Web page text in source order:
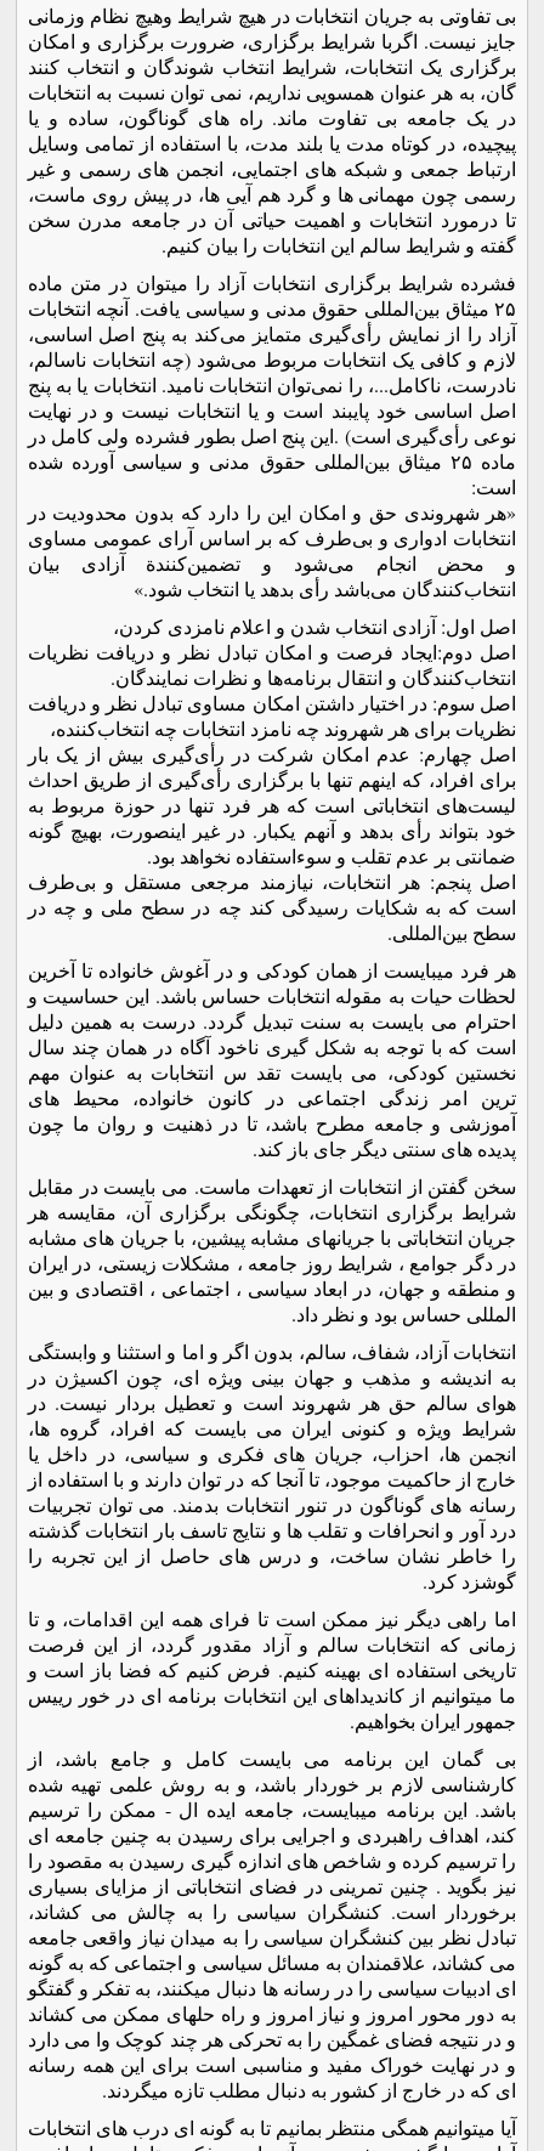
بی تفاوتی به جريان انتخابات در هيچ شرايط وهيچ نظام وزمانی
جايز نيست. اگربا شرايط برگزاری، ضرورت برگزاری و امکان
برگزاری يک انتخابات، شرايط انتخاب شوندگان و انتخاب کنند
گان، به هر عنوان همسويی نداريم، نمی توان نسبت به انتخابات
در يک جامعه بی تفاوت ماند. راه های گوناگون، ساده و يا
پيچيده، در کوتاه مدت يا بلند مدت، با استفاده از تمامی وسايل
ارتباط جمعی و شبکه های اجتمايی، انجمن های رسمی و غير
رسمی چون مهمانی ها و گرد هم آيی ها، در پيش روی ماست،
تا درمورد انتخابات و اهميت حياتی آن در جامعه مدرن سخن
گفته و شرايط سالم اين انتخابات را بيان کنيم.
فشرده شرايط برگزاری انتخابات آزاد را ميتوان در متن ماده
۲۵ ميثاق بين‌المللی حقوق مدنی و سياسی يافت. آنچه انتخابات
آزاد را از نمايش‌ رأی‌گيری متمايز می‌کند به پنج اصل اساسی،
لازم و کافی يک انتخابات مربوط می‌شود (چه انتخابات ناسالم،
نادرست، ناکامل...، را نمی‌توان انتخابات ناميد. انتخابات يا به پنج
اصل اساسی خود پايبند است و يا انتخابات نيست و در نهايت
نوعی رأی‌گيری است) .اين پنج اصل بطور فشرده ولی کامل در
ماده ۲۵ ميثاق بين‌المللی حقوق مدنی و سياسی آورده شده
است:
«هر شهروندی حق و امکان اين را دارد که بدون محدوديت در
انتخابات ادواری و بی‌طرف که بر اساس آرای عمومی مساوی
و محض انجام می‌شود و تضمين‌کنندة آزادی بيان
انتخاب‌کنندگان می‌باشد رأی بدهد يا انتخاب شود.»
اصل اول: آزادی انتخاب شدن و اعلام نامزدی کردن،
اصل دوم:ايجاد فرصت و امکان تبادل نظر و دريافت نظريات
انتخاب‌کنندگان و انتقال برنامه‌ها و نظرات نمايندگان.
اصل سوم: در اختيار داشتن امکان مساوی تبادل نظر و دريافت
نظريات برای هر شهروند چه نامزد انتخابات چه انتخاب‌کننده،
اصل چهارم: عدم امکان شرکت در رأی‌گيری بيش از يک بار
برای افراد، که اينهم تنها با برگزاری رأی‌گيری از طريق احداث
ليست‌های انتخاباتی است که هر فرد تنها در حوزة مربوط به
خود بتواند رأی‌ بدهد و آنهم يکبار. در غير اينصورت، بهيچ گونه
ضمانتی بر عدم تقلب و سوء‌استفاده نخواهد بود.
اصل پنجم: هر انتخابات، نيازمند مرجعی مستقل و بی‌طرف
است که به شکايات رسيدگی کند چه در سطح ملی و چه در
سطح بين‌المللی.
هر فرد ميبايست از همان کودکی و در آغوش خانواده تا آخرين
لحظات حيات به مقوله انتخابات حساس باشد. اين حساسيت و
احترام می بايست به سنت تبديل گردد. درست به همين دليل
است که با توجه به شکل گيری ناخود آگاه در همان چند سال
نخستين کودکی، می بايست تقد س انتخابات به عنوان مهم
ترين امر زندگی اجتماعی در کانون خانواده، محيط های
آموزشی و جامعه مطرح باشد، تا در ذهنيت و روان ما چون
پديده های سنتی ديگر جای باز کند.
سخن گفتن از انتخابات از تعهدات ماست. می بايست در مقابل
شرايط برگزاری انتخابات، چگونگی برگزاری آن، مقايسه هر
جريان انتخاباتی با جريانهای مشابه پيشين، با جريان های مشابه
در دگر جوامع ، شرايط روز جامعه ، مشکلات زيستی، در ايران
و منطقه و جهان، در ابعاد سياسی ، اجتماعی ، اقتصادی و بين
المللی حساس بود و نظر داد.
انتخابات آزاد، شفاف، سالم، بدون اگر و اما و استثنا و وابستگی
به انديشه و مذهب و جهان بينی ويژه ای، چون اکسيژن در
هوای سالم حق هر شهروند است و تعطيل بردار نيست. در
شرايط ويژه و کنونی ايران می بايست که افراد، گروه ها،
انجمن ها، احزاب، جريان های فکری و سياسی، در داخل يا
خارج از حاکميت موجود، تا آنجا که در توان دارند و با استفاده از
رسانه های گوناگون در تنور انتخابات بدمند. می توان تجربيات
درد آور و انحرافات و تقلب ها و نتايج تاسف بار انتخابات گذشته
را خاطر نشان ساخت، و درس های حاصل از اين تجربه را
گوشزد کرد.
اما راهی ديگر نيز ممکن است تا فرای همه اين اقدامات، و تا
زمانی که انتخابات سالم و آزاد مقدور گردد، از اين فرصت
تاريخی استفاده ای بهينه کنيم. فرض کنيم که فضا باز است و
ما ميتوانيم از کانديداهای اين انتخابات برنامه ای در خور رييس
جمهور ايران بخواهيم.
بی گمان اين برنامه می بايست کامل و جامع باشد، از
کارشناسی لازم بر خوردار باشد، و به روش علمی تهيه شده
باشد. اين برنامه ميبايست، جامعه ايده ال - ممکن را ترسيم
کند، اهداف راهبردی و اجرايی برای رسيدن به چنين جامعه ای
را ترسيم کرده و شاخص های اندازه گيری رسيدن به مقصود را
نيز بگويد . چنين تمرينی در فضای انتخاباتی از مزايای بسياری
برخوردار است. کنشگران سياسی را به چالش می کشاند،
تبادل نظر بين کنشگران سياسی را به ميدان نياز واقعی جامعه
می کشاند، علاقمندان به مسائل سياسی و اجتماعی که به گونه
ای ادبيات سياسی را در رسانه ها دنبال ميکنند، به تفکر و گفتگو
به دور محور امروز و نياز امروز و راه حلهای ممکن می کشاند
و در نتيجه فضای غمگين را به تحرکی هر چند کوچک وا می دارد
و در نهايت خوراک مفيد و مناسبی است برای اين همه رسانه
ای که در خارج از کشور به دنبال مطلب تازه ميگردند.
آيا ميتوانيم همگی منتظر بمانيم تا به گونه ای درب های انتخابات